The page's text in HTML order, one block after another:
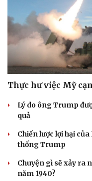
Thực hư việc Mỹ
Lý do ông Trump
quả
Chiến lược lợi hại
thống Trump
Chuyện gì sẽ xảy ra
năm 1940?